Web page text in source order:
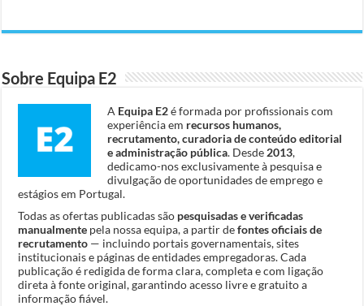
Sobre Equipa E2
A Equipa E2é formada por profissionais com
experiência em recursos humanos,
recrutamento, curadoria de conteúdo editorial
e administração pública. Desde 2013,
dedicamo-nos exclusivamente à pesquisa e
divulgação de oportunidades de emprego e
estágios em Portugal.
Todas as ofertas publicadas são pesquisadas e verificadas
manualmente pela nossa equipa, a partir defontes oficiais de
recrutamento — incluindo portais governamentais, sites
institucionais e páginas de entidades empregadoras. Cada
publicação é redigida de forma clara, completa e com ligação
direta à fonte original, garantindo acesso livre e gratuito a
informação fiável.